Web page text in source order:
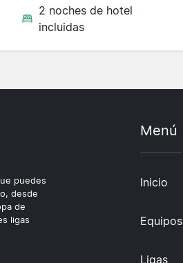
2 noches de hotel
incluidas
puedes
desde
de
ligas
Menú
Inicio
Equipos
Ligas